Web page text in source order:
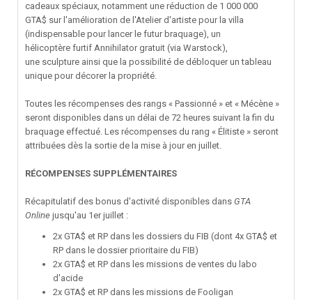
cadeaux spéciaux, notamment une réduction de 1 000 000
GTA$ sur l'amélioration de l'Atelier d'artiste pour la villa
(indispensable pour lancer le futur braquage), un
hélicoptère furtif Annihilator gratuit (via Warstock),
une sculpture ainsi que la possibilité de débloquer un tableau
unique pour décorer la propriété.
Toutes les récompenses des rangs « Passionné » et « Mécène »
seront disponibles dans un délai de 72 heures suivant la fin du
braquage effectué. Les récompenses du rang « Élitiste » seront
attribuées dès la sortie de la mise à jour en juillet.
RÉCOMPENSES SUPPLÉMENTAIRES
Récapitulatif des bonus d'activité disponibles dans GTA
Online jusqu'au 1er juillet :
2x GTA$ et RP dans les dossiers du FIB (dont 4x GTA$ et
RP dans le dossier prioritaire du FIB)
2x GTA$ et RP dans les missions de ventes du labo
d'acide
2x GTA$ et RP dans les missions de Fooligan